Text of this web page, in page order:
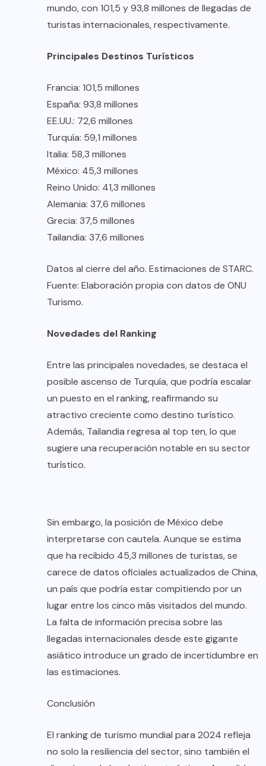
mundo, con 101,5 y 93,8 millones de llegadas de
turistas internacionales, respectivamente.
Principales Destinos Turísticos
Francia: 101,5 millones
España: 93,8 millones
EE.UU.: 72,6 millones
Turquía: 59,1 millones
Italia: 58,3 millones
México: 45,3 millones
Reino Unido: 41,3 millones
Alemania: 37,6 millones
Grecia: 37,5 millones
Tailandia: 37,6 millones
Datos al cierre del año. Estimaciones de STARC.
Fuente: Elaboración propia con datos de ONU
Turismo.
Novedades del Ranking
Entre las principales novedades, se destaca el
posible ascenso de Turquía, que podría escalar
un puesto en el ranking, reafirmando su
atractivo creciente como destino turístico.
Además, Tailandia regresa al top ten, lo que
sugiere una recuperación notable en su sector
turístico.
Sin embargo, la posición de México debe
interpretarse con cautela. Aunque se estima
que ha recibido 45,3 millones de turistas, se
carece de datos oficiales actualizados de China,
un país que podría estar compitiendo por un
lugar entre los cinco más visitados del mundo.
La falta de información precisa sobre las
llegadas internacionales desde este gigante
asiático introduce un grado de incertidumbre en
las estimaciones.
Conclusión
El ranking de turismo mundial para 2024 refleja
no solo la resiliencia del sector, sino también el